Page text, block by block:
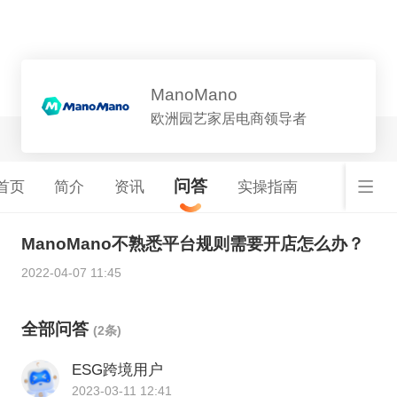
ManoMano
欧洲园艺家居电商领导者
页 简介 资讯 问答 实操指南
ManoMano不熟悉平台规则需要开店怎么办？
2022-04-07 11:45
全部问答 (2条)
ESG跨境用户
2023-03-11 12:41